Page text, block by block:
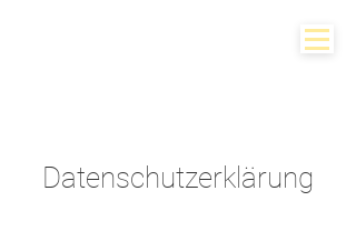
Datenschutzerklärung